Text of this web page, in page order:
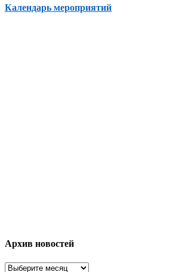
Календарь мероприятий
Архив новостей